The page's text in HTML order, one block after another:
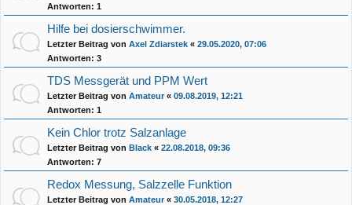
Antworten: 1
Hilfe bei dosierschwimmer.
Letzter Beitrag von Axel Zdiarstek « 29.05.2020, 07:06
Antworten: 3
TDS Messgerät und PPM Wert
Letzter Beitrag von Amateur« 09.08.2019, 12:21
Antworten: 1
Kein Chlor trotz Salzanlage
Letzter Beitrag von Black « 22.08.2018, 09:36
Antworten: 7
Redox Messung, Salzzelle Funktion
Letzter Beitrag von Amateur« 30.05.2018, 12:27